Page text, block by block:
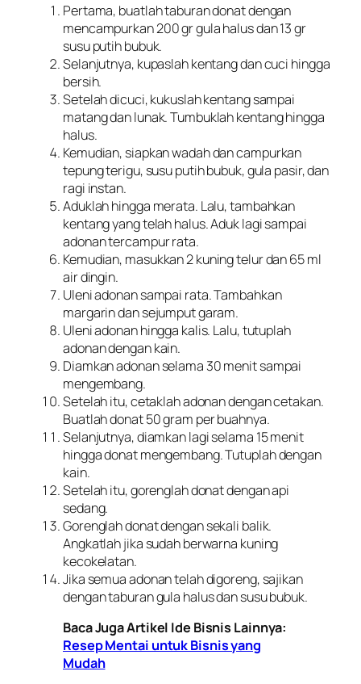
Pertama, buatlah taburan donat dengan
mencampurkan 200 gr gula halus dan 13 gr
susu putih bubuk.
Selanjutnya, kupaslah kentang dan cuci hingga
bersih.
Setelah dicuci, kukuslah kentang sampai
matang dan lunak. Tumbuklah kentang hingga
halus.
Kemudian, siapkan wadah dan campurkan
tepung terigu, susu putih bubuk, gula pasir, dan
ragi instan.
Aduklah hingga merata. Lalu, tambahkan
kentang yang telah halus. Aduk lagi sampai
adonan tercampur rata.
Kemudian, masukkan 2 kuning telur dan 65 ml
air dingin.
Uleni adonan sampai rata. Tambahkan
margarin dan sejumput garam.
Uleni adonan hingga kalis. Lalu, tutuplah
adonan dengan kain.
Diamkan adonan selama 30 menit sampai
mengembang.
Setelah itu, cetaklah adonan dengan cetakan.
Buatlah donat 50 gram per buahnya.
Selanjutnya, diamkan lagi selama 15 menit
hingga donat mengembang. Tutuplah dengan
kain.
Setelah itu, gorenglah donat dengan api
sedang.
Gorenglah donat dengan sekali balik.
Angkatlah jika sudah berwarna kuning
kecokelatan.
Jika semua adonan telah digoreng, sajikan
dengan taburan gula halus dan susu bubuk.
Baca Juga Artikel Ide Bisnis Lainnya:
Resep Mentai untuk Bisnis yang
Mudah